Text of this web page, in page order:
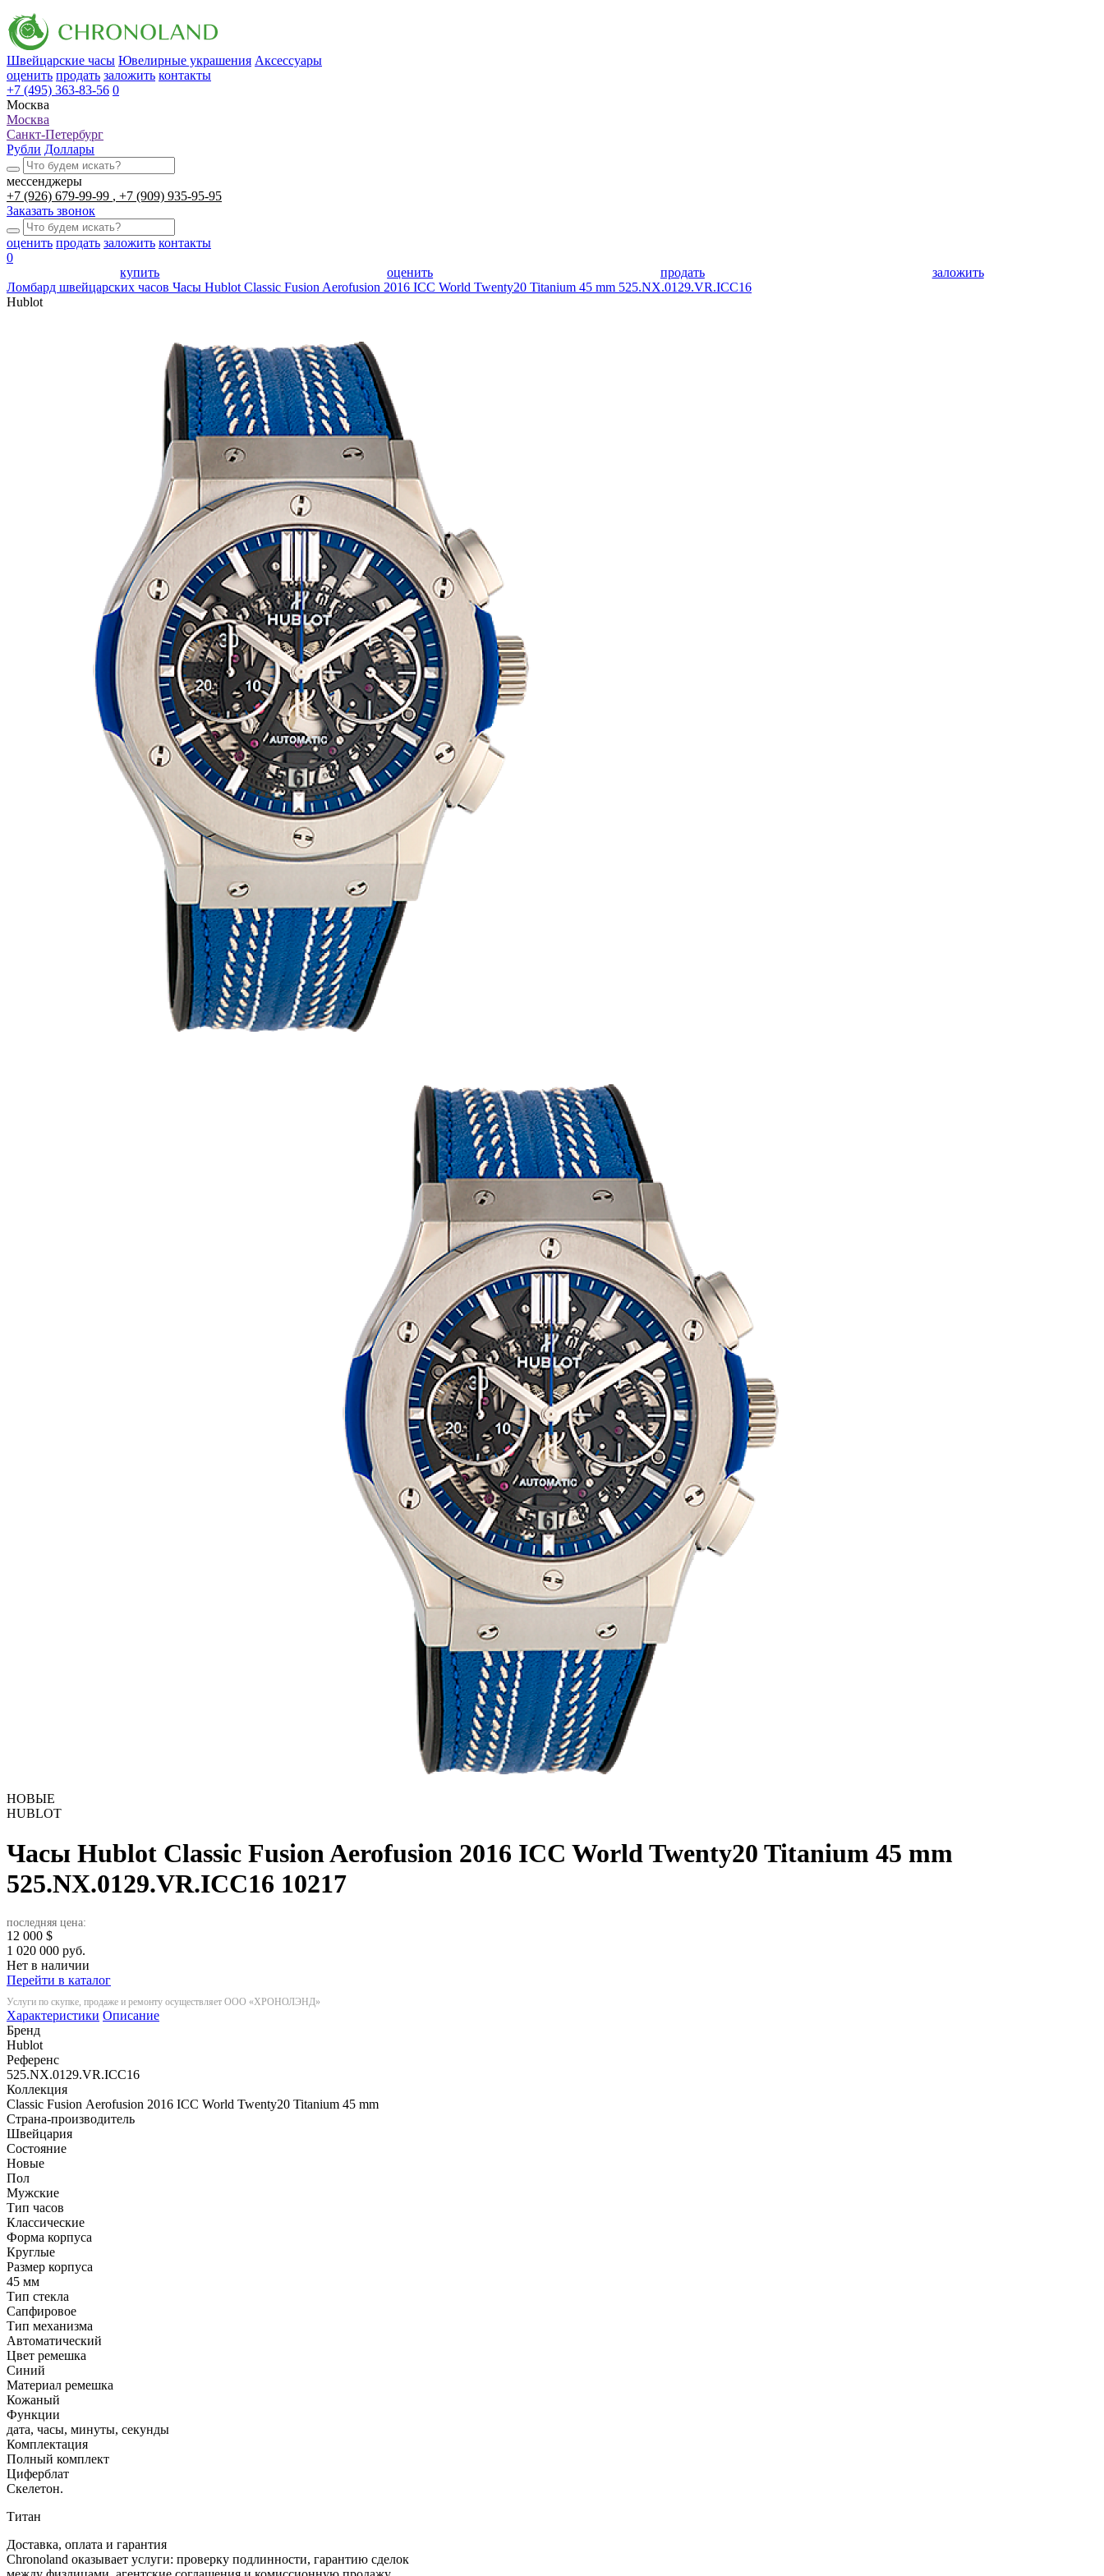
Швейцарские часы Ювелирные украшения Аксессуары
оценить продать заложить контакты
+7 (495) 363-83-56 0
Москва
Москва
Санкт-Петербург
Рубли Доллары
мессенджеры
+7 (926) 679-99-99
+7 (909) 935-95-95
Заказать звонок
оценить продать заложить контакты
0
купить
оценить продать
заложить
Ломбард швейцарских часов Часы Hublot Classic Fusion Aerofusion 2016 ICC World Twenty20 Titanium 45 mm 525.NX.0129.VR.ICC16
Hublot
НОВЫЕ
HUBLOT
Часы Hublot Classic Fusion Aerofusion 2016 ICC World Twenty20 Titanium 45 mm
525.NX.0129.VR.ICC16 10217
последняя цена:
12 000 $
1 020 000 руб.
Нет в наличии
Перейти в каталог
Услуги по скупке, продаже и ремонту осуществляет ООО «ХРОНОЛЭНД»
Характеристики Описание
Бренд
Hublot
Референс
525.NX.0129.VR.ICC16
Коллекция
Classic Fusion Aerofusion 2016 ICC World Twenty20 Titanium 45 mm
Страна-производитель
Швейцария
Состояние
Новые
Пол
Мужские
Тип часов
Классические
Форма корпуса
Круглые
Размер корпуса
45 мм
Тип стекла
Сапфировое
Тип механизма
Автоматический
Цвет ремешка
Синий
Материал ремешка
Кожаный
Функции
дата, часы, минуты, секунды
Комплектация
Полный комплект
Циферблат
Скелетон.
Титан
Доставка, оплата и гарантия
Chronoland оказывает услуги: проверку подлинности, гарантию сделок